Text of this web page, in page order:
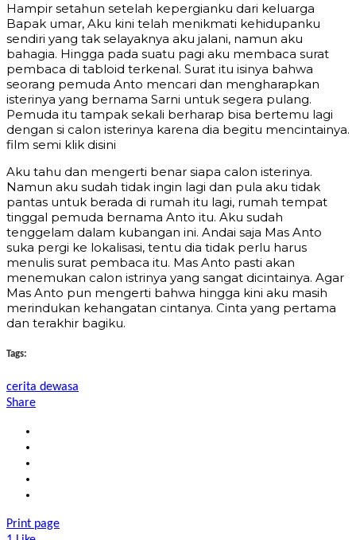
Hampir setahun setelah kepergianku dari keluarga
Bapak umar, Aku kini telah menikmati kehidupanku
sendiri yang tak selayaknya aku jalani, namun aku
bahagia. Hingga pada suatu pagi aku membaca surat
pembaca di tabloid terkenal. Surat itu isinya bahwa
seorang pemuda Anto mencari dan mengharapkan
isterinya yang bernama Sarni untuk segera pulang.
Pemuda itu tampak sekali berharap bisa bertemu lagi
dengan si calon isterinya karena dia begitu mencintainya.
film semi klik disini
Aku tahu dan mengerti benar siapa calon isterinya.
Namun aku sudah tidak ingin lagi dan pula aku tidak
pantas untuk berada di rumah itu lagi, rumah tempat
tinggal pemuda bernama Anto itu. Aku sudah
tenggelam dalam kubangan ini. Andai saja Mas Anto
suka pergi ke lokalisasi, tentu dia tidak perlu harus
menulis surat pembaca itu. Mas Anto pasti akan
menemukan calon istrinya yang sangat dicintainya. Agar
Mas Anto pun mengerti bahwa hingga kini aku masih
merindukan kehangatan cintanya. Cinta yang pertama
dan terakhir bagiku.
Tags:
cerita dewasa
Share
Print page